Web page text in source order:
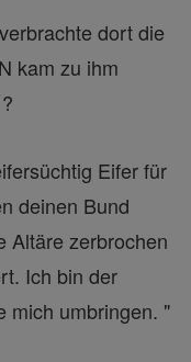
dort die
kam zu ihm
Eifer für
deinen Bund
Altäre zerbrochen
Ich bin der
mich umbringen. "